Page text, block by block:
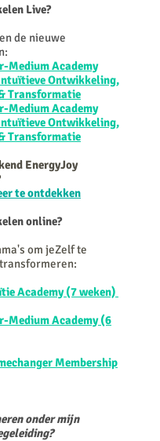
Live?
de nieuwe
Medium Academy
Ontwikkeling,
Transformatie
Medium Academy
Ontwikkeling,
Transformatie
EnergyJoy
te ontdekken
online?
om jeZelf te
Academy (7 weken)
Medium Academy (6
Membership
onder mijn